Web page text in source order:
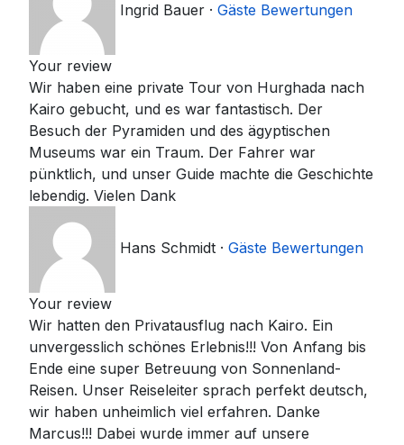
Ingrid Bauer · Gäste Bewertungen
Your review
Wir haben eine private Tour von Hurghada nach
Kairo gebucht, und es war fantastisch. Der
Besuch der Pyramiden und des ägyptischen
Museums war ein Traum. Der Fahrer war
pünktlich, und unser Guide machte die Geschichte
lebendig. Vielen Dank
Hans Schmidt · Gäste Bewertungen
Your review
Wir hatten den Privatausflug nach Kairo. Ein
unvergesslich schönes Erlebnis!!! Von Anfang bis
Ende eine super Betreuung von Sonnenland-
Reisen. Unser Reiseleiter sprach perfekt deutsch,
wir haben unheimlich viel erfahren. Danke
Marcus!!! Dabei wurde immer auf unsere